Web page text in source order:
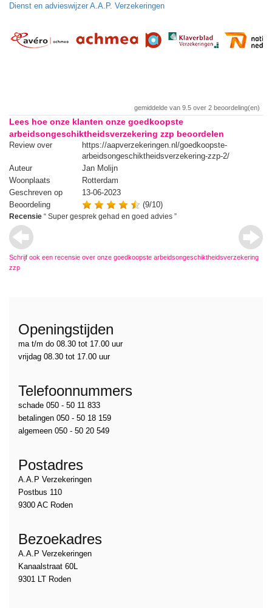
Dienst en advieswijzer A.A.P. Verzekeringen
Lees hoe onze klanten onze goedkoopste
arbeidsongeschiktheidsverzekering zzp beoordelen
Review over
https://aapverzekeringen.nl/goedkoopste-
arbeidsongeschiktheidsverzekering-zzp-2/
Auteur
Jan Molijn
Woonplaats
Rotterdam
Geschreven op
13-06-2023
Beoordeling
(9/10)
Recensie “ Super gesprek gehad en goed advies ”
gemiddelde van 9.5 over 2 beoordeling(en)
Schrijf ook een recensie over onze goedkoopste arbeidsongeschiktheidsverzekering
zzp
Openingstijden
ma t/m do 08.30 tot 17.00 uur
vrijdag 08.30 tot 17.00 uur
Telefoonnummers
schade 050 - 50 11 833
betalingen 050 - 50 18 159
algemeen 050 - 50 20 549
Postadres
A.A.P Verzekeringen
Postbus 110
9300 AC Roden
Bezoekadres
A.A.P Verzekeringen
Kanaalstraat 60L
9301 LT Roden